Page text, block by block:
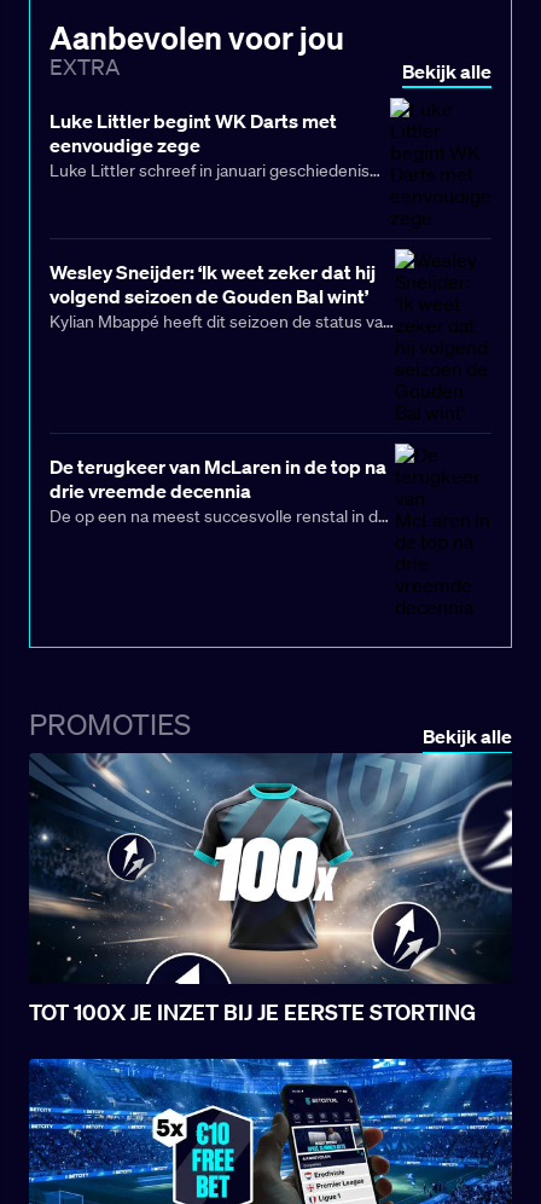
Aanbevolen voor jou
EXTRA Bekijk alle
Luke Littler begint WK Darts met
eenvoudige zege
Luke Littler schreef in januari geschiedenis
in stijl terug op de plek van zijn grootste
triomf, want hij wandelde zonder problemen
door de openingsronde van het WK.
Wesley Sneijder: ‘Ik weet zeker dat hij
volgend seizoen de Gouden Bal wint’
Kylian Mbappé heeft dit seizoen de status van
van tijd voordat de Franse spits wordt
speler ter wereld. Tenminste, dat is de
overtuiging van Wesley Sneijder.
De terugkeer van McLaren in de top na
drie vreemde decennia
De op een na meest succesvolle renstal in de
Een eeuwigheid waarin het team uit Woking, in
PROMOTIES Bekijk alle
TOT 100X JE INZET BIJ JE EERSTE STORTING